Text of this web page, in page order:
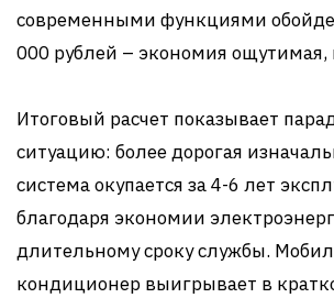
современными функциями
000 рублей – экономия ощутимая,
Итоговый расчет показывает
ситуацию: более дорогая
система окупается за 4-6 лет
благодаря экономии
длительному сроку службы.
кондиционер выигрывает в